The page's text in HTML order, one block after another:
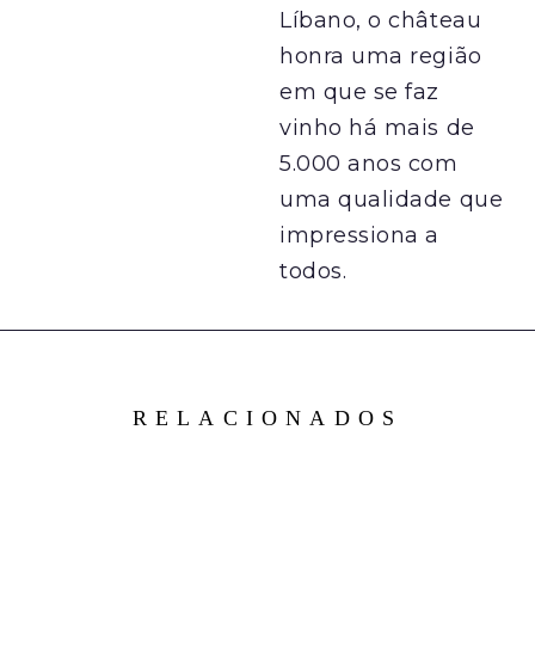
Líbano, o château
honra uma região
em que se faz
vinho há mais de
5.000 anos com
uma qualidade que
impressiona a
todos.
RELACIONADOS